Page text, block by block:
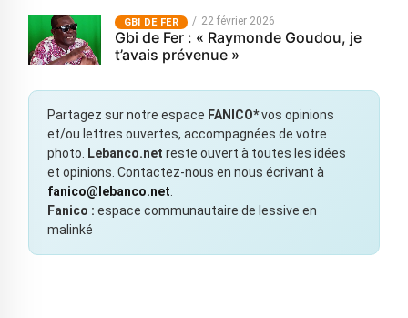
GBI DE FER 22 février 2026
Gbi de Fer : « Raymonde Goudou, je
t’avais prévenue »
Partagez sur notre espace FANICO*vos opinions
et/ou lettres ouvertes, accompagnées de votre
photo.
Lebanco.net reste ouvert à toutes les idées
et opinions. Contactez-nous en nous écrivant à
fanico@lebanco.net
Fanico : espace communautaire de lessive en
malinké